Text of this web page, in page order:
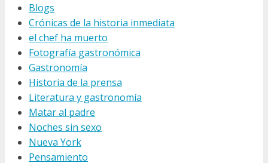
Blogs
Crónicas de la historia inmediata
el chef ha muerto
Fotografía gastronómica
Gastronomía
Historia de la prensa
Literatura y gastronomía
Matar al padre
Noches sin sexo
Nueva York
Pensamiento